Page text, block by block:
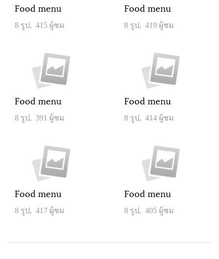
Food menu
8 รูป, 415 ผู้ชม
Food menu
8 รูป, 419 ผู้ชม
Food menu
8 รูป, 391 ผู้ชม
Food menu
8 รูป, 414 ผู้ชม
Food menu
8 รูป, 417 ผู้ชม
Food menu
8 รูป, 405 ผู้ชม